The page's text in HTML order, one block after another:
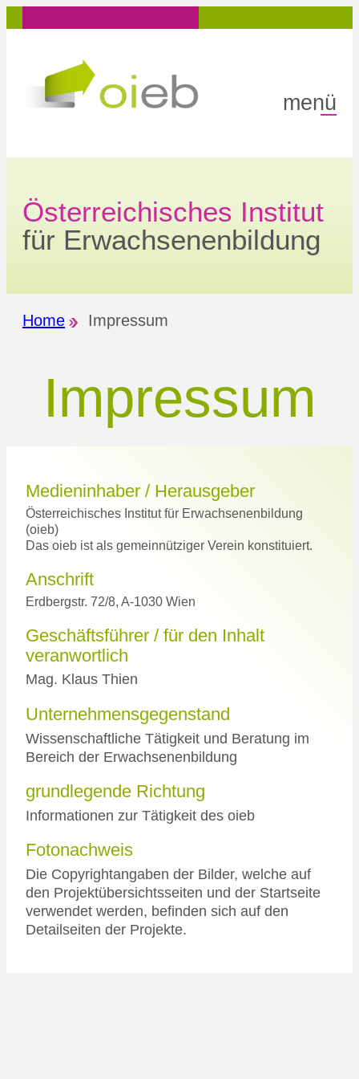
Inhalt
menü
Österreichisches Institut
für Erwachsenenbildung
Home Impressum
Impressum
Medieninhaber / Herausgeber
Österreichisches Institut für Erwachsenenbildung
(oieb)
Das oieb ist als gemeinnütziger Verein konstituiert.
Anschrift
Erdbergstr. 72/8, A-1030 Wien
Geschäftsführer / für den Inhalt
veranwortlich
Mag. Klaus Thien
Unternehmensgegenstand
Wissenschaftliche Tätigkeit und Beratung im
Bereich der Erwachsenenbildung
grundlegende Richtung
Informationen zur Tätigkeit des oieb
Fotonachweis
Die Copyrightangaben der Bilder, welche auf
den Projektübersichtsseiten und der Startseite
verwendet werden, befinden sich auf den
Detailseiten der Projekte.